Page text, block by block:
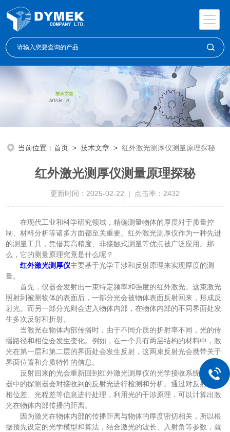
当前位置：首页 >技术文章 >红外激光测厚仪测量原理探秘
红外激光测厚仪测量原理探秘
更新时间：2025-02-22 | 点击率：2432
在现代工业和科学研究领域，精确测量物体的厚度对于质量控
制、材料分析等诸多方面都至关重要。红外激光测厚仪作为一种先进
的测量工具，凭借其高精度、非接触式测量等优点被广泛应用。那
么，它的测量原理究竟是什么呢？
红外激光测厚仪主要基于光学干涉和反射原理来实现厚度的测
量。
首先，仪器会发射出一束特定频率和强度的红外激光。这束激光
照射到被测物体的表面后，一部分光会被物体表面反射回来，形成反
射光。而另一部分光则会进入物体内部，在物体内部的不同界面处发
生多次反射和折射。
当激光在物体内部传播时，由于不同介质的折射率不同，光的传
播路径和相位会发生变化。例如，在一个具有两层结构的材料中，激
光在第一层和第二层的界面处会发生反射，这两束反射光会携带关于
界面位置和介质特性的信息。
反射回来的光会重新回到红外激光测厚仪的光学接收系统中。仪
器中的探测器会对接收到的反射光进行检测和分析。通过对反射光的
相位差、光程差等信息进行处理，利用光的干涉原理，可以计算出激
光在物体内部传播的距离。
因为激光在物体内部的传播距离与物体的厚度密切相关，所以根
据预先设定的光学模型和算法，结合激光的波长、入射角等参数，就